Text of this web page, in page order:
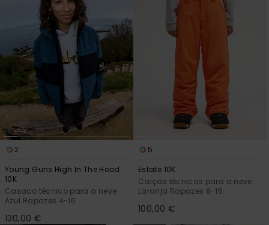
2
Young Guns High In The Hood
10K
Casaco técnico para a neve
Azul Rapazes 4-16
130,00 €
5
Estate 10K
Calças técnicas para a neve
Laranja Rapazes 8-16
100,00 €